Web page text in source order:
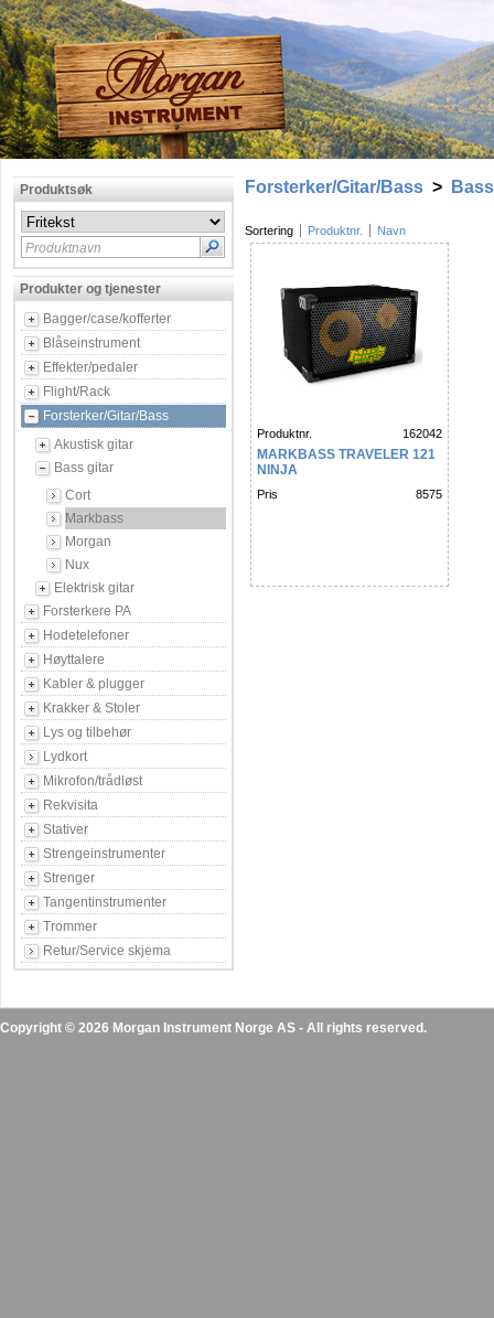
Produktsøk
Produktnavn
Produkter og tjenester
Bagger/case/kofferter
Blåseinstrument
Effekter/pedaler
Flight/Rack
Forsterker/Gitar/Bass
Akustisk gitar
Bass gitar
Cort
Markbass
Morgan
Nux
Elektrisk gitar
Forsterkere PA
Hodetelefoner
Høyttalere
Kabler & plugger
Krakker & Stoler
Lys og tilbehør
Lydkort
Mikrofon/trådløst
Rekvisita
Stativer
Strengeinstrumenter
Strenger
Tangentinstrumenter
Trommer
Retur/Service skjema
Forsterker/Gitar/Bass >
Sortering Produktnr. Navn
Produktnr. 162042
MARKBASS TRAVELER 121
NINJA
Pris 8575
Copyright © 2026 Morgan Instrument Norge AS - All rights reserved.